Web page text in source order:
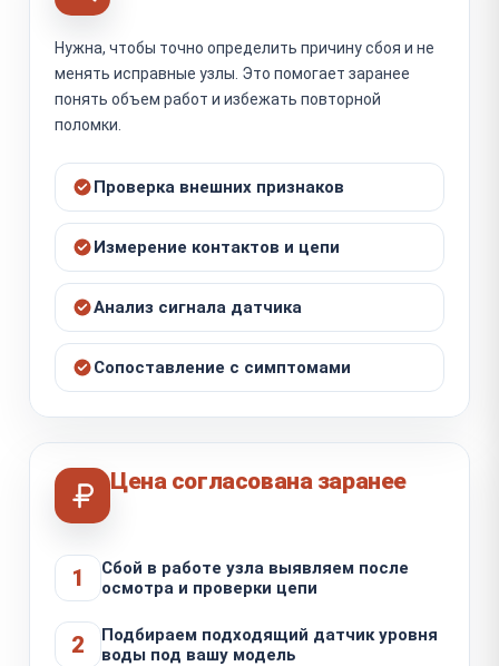
Нужна, чтобы точно определить причину сбоя и не
менять исправные узлы. Это помогает заранее
понять объем работ и избежать повторной
поломки.
Проверка внешних признаков
Измерение контактов и цепи
Анализ сигнала датчика
Сопоставление с симптомами
Цена согласована заранее
1
Сбой в работе узла выявляем после
осмотра и проверки цепи
2
Подбираем подходящий датчик уровня
воды под вашу модель